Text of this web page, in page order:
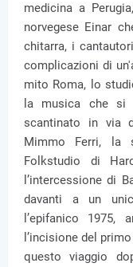
medicina a
norvegese Einar
chitarra, i
complicazioni di
mito Roma, lo
la musica che si
scantinato in via
Mimmo Ferri, la
Folkstudio di
l’intercessione di
davanti a un
l’epifanico
l’incisione del
questo viaggio